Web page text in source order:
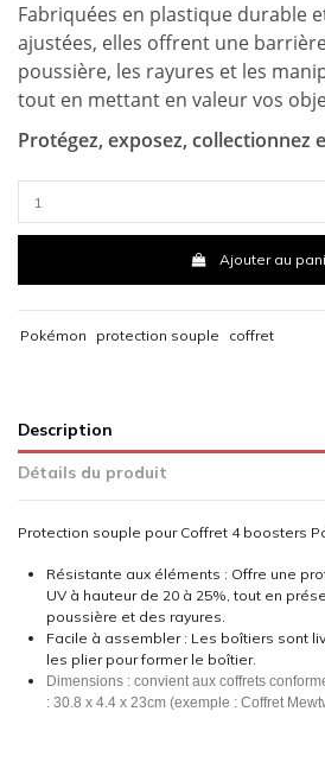
Fabriquées en plastique durable
ajustées, elles offrent une
poussière, les rayures et les
tout en mettant en valeur vos
Protégez, exposez, collectionnez
Ajouter au
Pokémon protection souple coffret
Description
Détails du produit
Protection souple pour Coffret 4 boosters
Résistante aux éléments : Offre une
UV à hauteur de 20 à 25%, tout en
poussière et des rayures.
Facile à assembler : Les boîtiers sont
les plier pour former le boîtier.
Dimensions : convient aux coffrets
: 30.8 x 4.4 x 23cm (exemple : Coffret